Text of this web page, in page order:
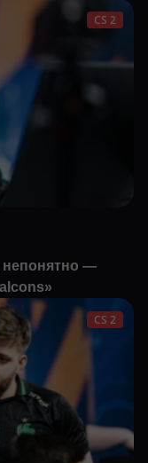
CS 2
непонятно —
CS 2